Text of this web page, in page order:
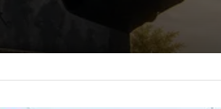
العنف في العراق